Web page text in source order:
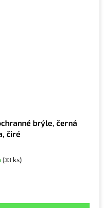
brýle, černá
čiré
(33 ks)